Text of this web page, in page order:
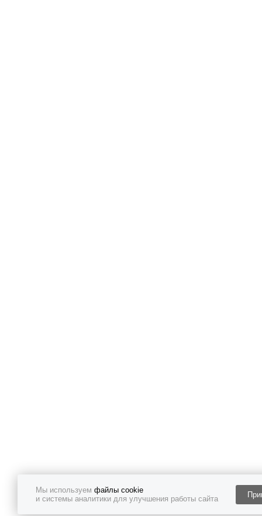
Мы используем файлы cookie
и системы аналитики для улучшения работы сайта